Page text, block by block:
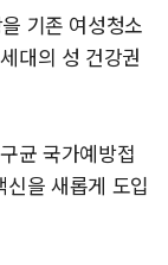
기존 여성청소
대의 성 건강권
균 국가예방접
신을 새롭게 도입